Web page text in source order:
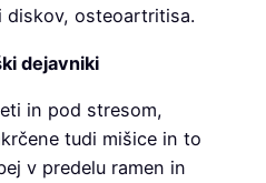
diskov, osteoartritisa.
dejavniki
in pod stresom,
tudi mišice in to
v predelu ramen in